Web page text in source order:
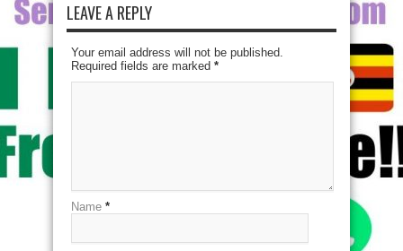
LEAVE A REPLY
Your email address will not be published.
Required fields are marked *
Name *